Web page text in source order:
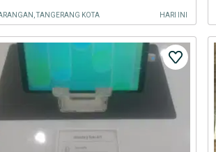
TANGERANG KOTA HARI INI